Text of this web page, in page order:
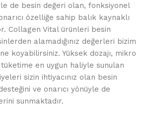
de besin değeri olan, fonksiyonel
özelliğe sahip balık kaynaklı
Collagen Vital ürünleri besin
alamadığınız değerleri bizim
koyabilirsiniz. Yüksek dozajı, mikro
en uygun haliyle sunulan
sizin ihtiyacınız olan besin
ve onarıcı yönüyle de
sunmaktadır.